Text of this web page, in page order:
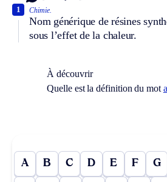
Chimie.
Nom générique de résines
sous l’effet de la chaleur.
1
À découvrir
Quelle est la définition du mot
A B C D E F G